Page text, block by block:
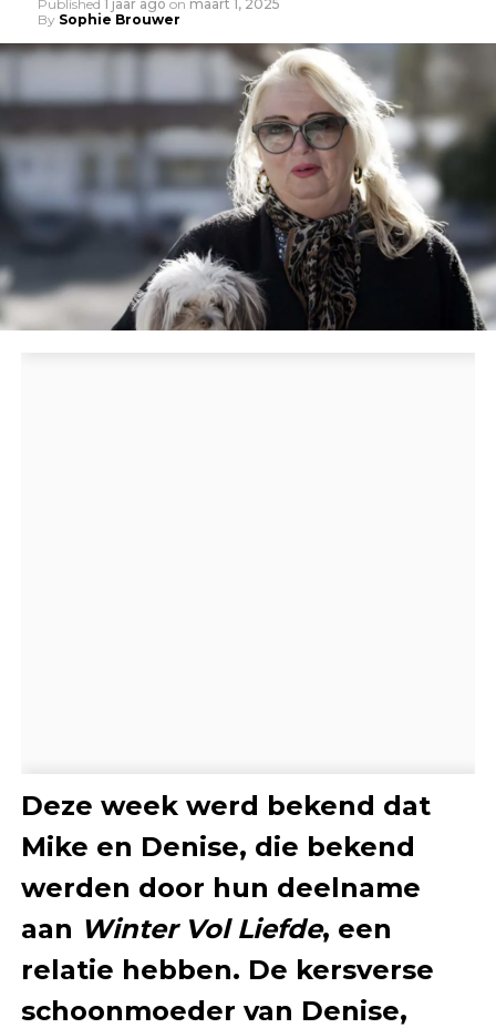
Published 1 jaar ago on maart 1, 2025
By Sophie Brouwer
Deze week werd bekend dat
Mike en Denise, die bekend
werden door hun deelname
aan Winter Vol Liefde, een
relatie hebben. De kersverse
schoonmoeder van Denise,